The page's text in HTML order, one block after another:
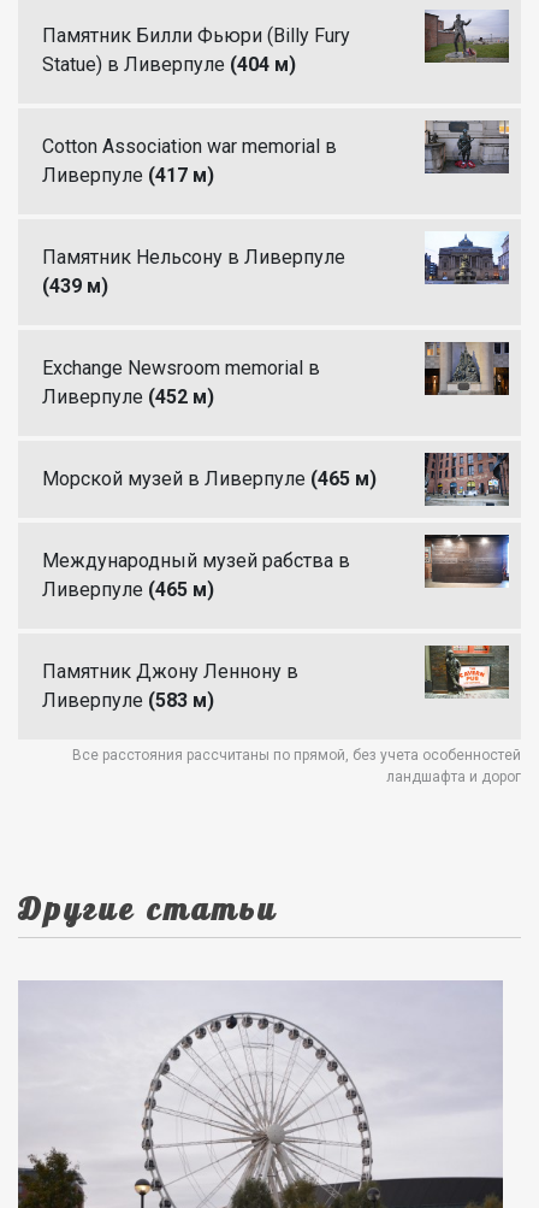
Памятник Билли Фьюри (Billy Fury
Statue) в Ливерпуле (404 м)
Cotton Association war memorial в
Ливерпуле (417 м)
Памятник Нельсону в Ливерпуле
(439 м)
Exchange Newsroom memorial в
Ливерпуле (452 м)
Морской музей в Ливерпуле (465 м)
Международный музей рабства в
Ливерпуле (465 м)
Памятник Джону Леннону в
Ливерпуле (583 м)
Все расстояния рассчитаны по прямой, без учета особенностей
ландшафта и дорог
Другие статьи